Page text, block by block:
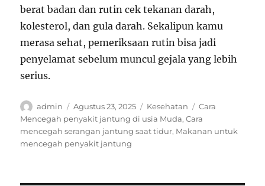
berat badan dan rutin cek tekanan darah,
kolesterol, dan gula darah. Sekalipun kamu
merasa sehat, pemeriksaan rutin bisa jadi
penyelamat sebelum muncul gejala yang lebih
serius.
Author
admin
Posted
on
Agustus 23, 2025 Categories
Kesehatan Tags
Cara
Mencegah penyakit jantung di usia Muda,Cara
mencegah serangan jantung saat tidur, Makanan untuk
mencegah penyakit jantung